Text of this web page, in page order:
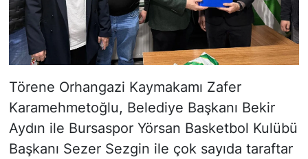
Törene Orhangazi Kaymakamı Zafer
Karamehmetoğlu, Belediye Başkanı Bekir
Aydın ile Bursaspor Yörsan Basketbol Kulübü
Başkanı Sezer Sezgin ile çok sayıda taraftar